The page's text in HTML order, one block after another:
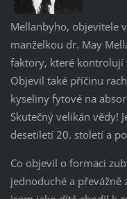
Mellanbyho, objevitele
manželkou dr. May
faktory, které kontrolují
Objevil také příčinu
kyseliny fytové na
Skutečný velikán vědy!
desetiletí 20. století a
Co objevil o formaci
jednoduché a převážně